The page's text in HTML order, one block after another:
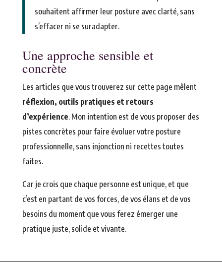
souhaitent affirmer leur posture avec clarté, sans
s’effacer ni se suradapter.
Une approche sensible et
concrète
Les articles que vous trouverez sur cette page mêlent
réflexion, outils pratiques et retours
d’expérience. Mon intention est de vous proposer des
pistes concrètes pour faire évoluer votre posture
professionnelle, sans injonction ni recettes toutes
faites.
Car je crois que chaque personne est unique, et que
c’est en partant de vos forces, de vos élans et de vos
besoins du moment que vous ferez émerger une
pratique juste, solide et vivante.